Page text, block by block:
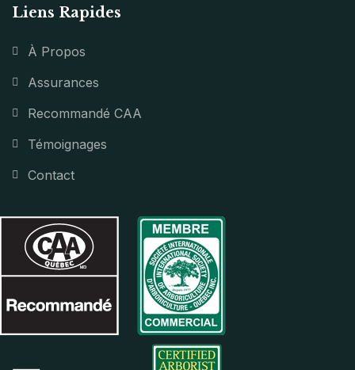
Liens Rapides
À Propos
Assurances
Recommandé CAA
Témoignages
Contact